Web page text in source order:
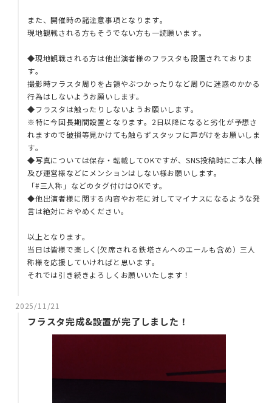
また、開催時の諸注意事項となります。
現地観戦される方もそうでない方も一読願います。
◆現地観戦される方は他出演者様のフラスタも設置されておりま
す。
撮影時フラスタ周りを占領やぶつかったりなど周りに迷惑のかかる
行為はしないようお願いします。
◆フラスタは触ったりしないようお願いします。
※特に今回長期間設置となります。2日以降になると劣化が予想さ
れますので破損等見かけても触らずスタッフに声がけをお願いしま
す。
◆写真については保存・転載してOKですが、SNS投稿時にご本人様
及び運営様などにメンションはしない様お願いします。
「#三人称」などのタグ付けはOKです。
◆他出演者様に関する内容やお花に対してマイナスになるような発
言は絶対におやめください。
以上となります。
当日は皆様で楽しく(欠席される鉄塔さんへのエールも含め）三人
称様を応援していければと思います。
それでは引き続きよろしくお願いいたします！
2025/11/21
フラスタ完成&設置が完了しました！